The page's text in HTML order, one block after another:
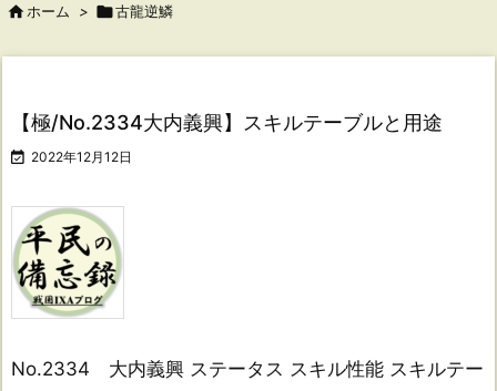
 ホーム > 古龍逆鱗
【極/No.2334大内義興】スキルテーブルと用途
 2022年12月12日
No.2334 大内義興 ステータス スキル性能 スキルテー